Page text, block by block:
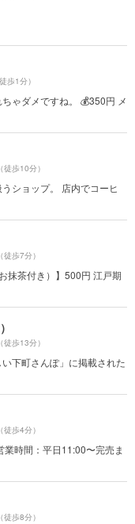
徒歩1分）
ゃダメですね。 💰350円 メ
（徒歩10分）
ショップ。 店内でコーヒ
（徒歩7分）
抹茶付き）】500円 江戸期
（徒歩13分）
下町さんぽ」に掲載された
（徒歩4分）
業時間：平日11:00〜完売ま
（徒歩8分）